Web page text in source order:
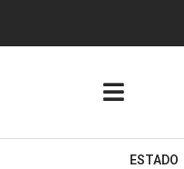
ESTADO